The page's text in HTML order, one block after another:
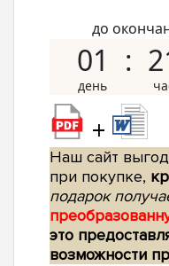
до
01
+
Наш сайт
при покупке,
подарок
это
возможности